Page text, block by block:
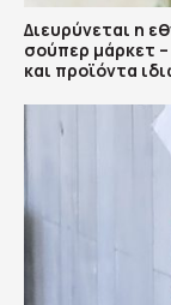
Διευρύνεται η
σούπερ μάρκετ
και προϊόντα